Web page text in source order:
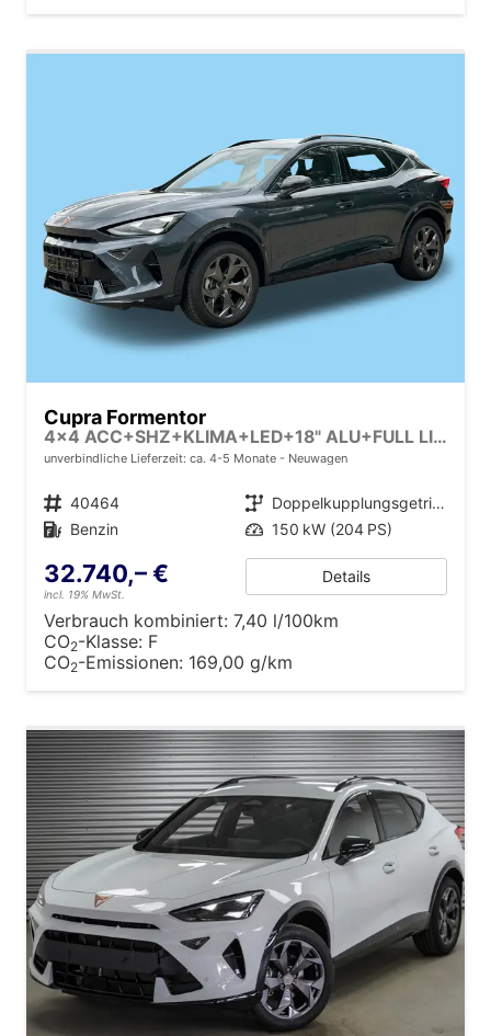
Cupra Formentor
4x4 ACC+SHZ+KLIMA+LED+18" ALU+FULL LINK+PDC
unverbindliche Lieferzeit: ca. 4-5 Monate Neuwagen
Fahrzeugnr. 40464 Getriebe
Doppelkupplungsgetriebe (DSG)
Kraftstoff Benzin Leistung 150 kW (204 PS)
32.740,– €
incl. 19% MwSt.
Details
Verbrauch kombiniert: 7,40 l/100km
CO2-Klasse: F
CO2-Emissionen: 169,00 g/km